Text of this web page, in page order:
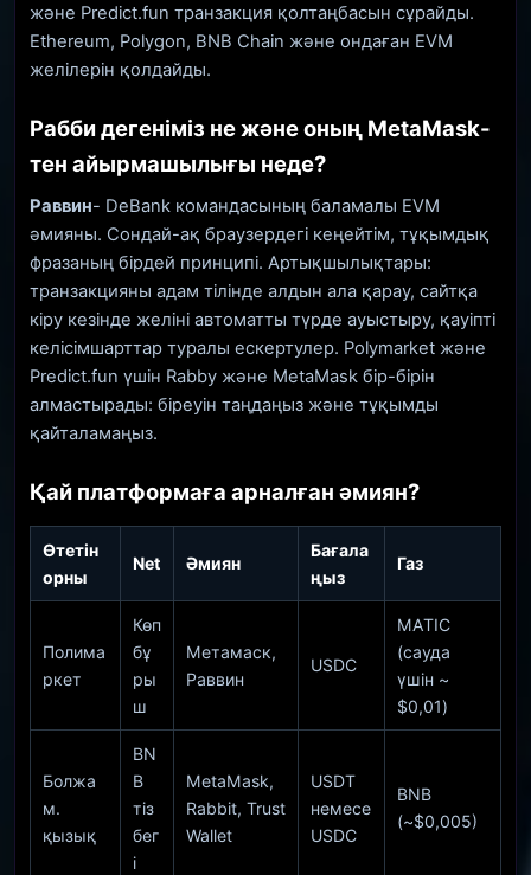
және Predict.fun транзакция қолтаңбасын сұрайды.
Ethereum, Polygon, BNB Chain және ондаған EVM
желілерін қолдайды.
Рабби дегеніміз не және оның MetaMask-
тен айырмашылығы неде?
Раввин- DeBank командасының баламалы EVM
әмияны. Сондай-ақ браузердегі кеңейтім, тұқымдық
фразаның бірдей принципі. Артықшылықтары:
транзакцияны адам тілінде алдын ала қарау, сайтқа
кіру кезінде желіні автоматты түрде ауыстыру, қауіпті
келісімшарттар туралы ескертулер. Polymarket және
Predict.fun үшін Rabby және MetaMask бір-бірін
алмастырады: біреуін таңдаңыз және тұқымды
қайталамаңыз.
Қай платформаға арналған әмиян?
Өтетін
орны
Net Әмиян
Бағала
ңыз
Газ
Полима
ркет
Көп
бұ
ры
ш
Метамаск,
Раввин
USDC
MATIC
(сауда
үшін ~
$0,01)
Болжа
м.
қызық
BN
B
тіз
бег
і
MetaMask,
Rabbit, Trust
Wallet
USDT
немесе
USDC
BNB
(~$0,005)